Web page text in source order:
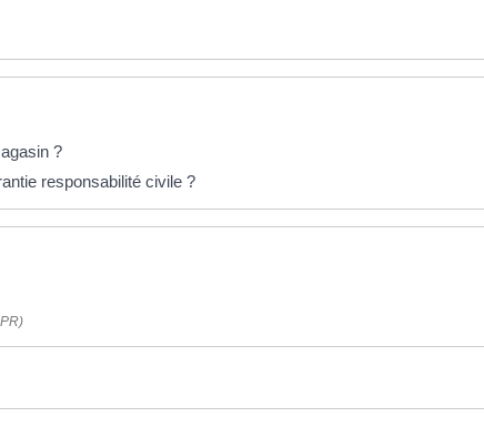
?
responsabilité civile ?